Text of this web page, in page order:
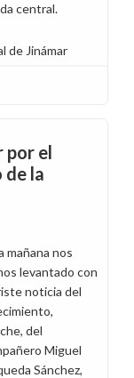
central.
de Jinámar
por el
la
mañana nos
levantado con
noticia del
del
Miguel
Sánchez,